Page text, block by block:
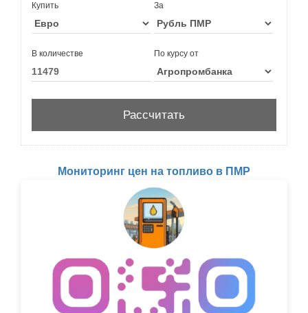
Купить За
В количестве По курсу от
Мониторинг цен на топливо в ПМР